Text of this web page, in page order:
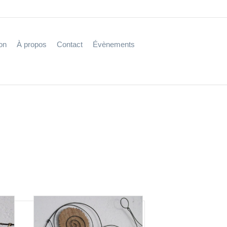
À propos Contact Évènements